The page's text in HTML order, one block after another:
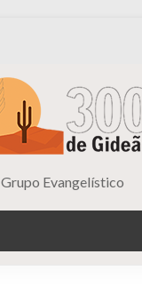
Grupo Evangelístico